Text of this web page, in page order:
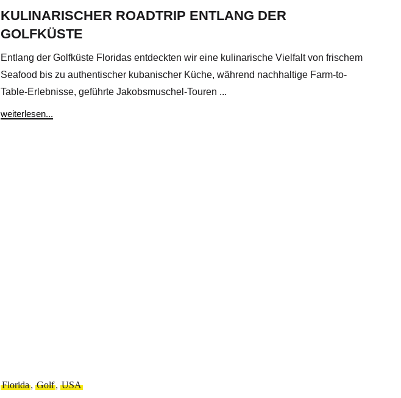
KULINARISCHER ROADTRIP ENTLANG DER
GOLFKÜSTE
Entlang der Golfküste Floridas entdeckten wir eine kulinarische Vielfalt von frischem
Seafood bis zu authentischer kubanischer Küche, während nachhaltige Farm-to-
Table-Erlebnisse, geführte Jakobsmuschel-Touren ...
weiterlesen...
Florida, Golf, USA